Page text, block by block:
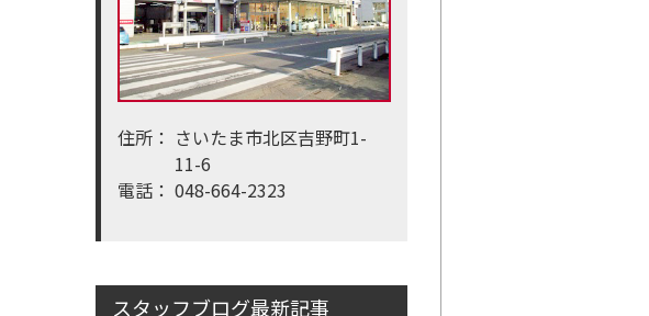
住所： さいたま市北区吉野町1-
11-6
電話： 048-664-2323
スタッフブログ最新記事